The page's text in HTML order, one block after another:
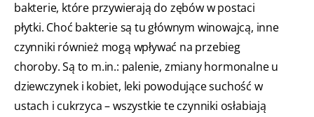
bakterie, które przywierają do zębów w postaci
płytki. Choć bakterie są tu głównym winowajcą, inne
czynniki również mogą wpływać na przebieg
choroby. Są to m.in.: palenie, zmiany hormonalne u
dziewczynek i kobiet, leki powodujące suchość w
ustach i cukrzyca – wszystkie te czynniki osłabiają